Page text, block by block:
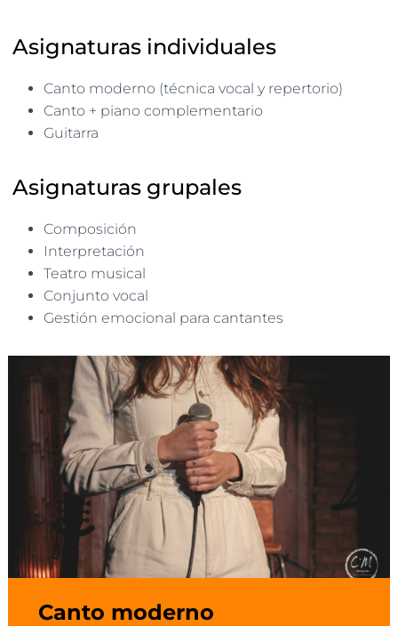
Asignaturas individuales
Canto moderno (técnica vocal y repertorio)
Canto + piano complementario
Guitarra
Asignaturas grupales
Composición
Interpretación
Teatro musical
Conjunto vocal
Gestión emocional para cantantes
Canto moderno